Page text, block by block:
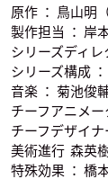
郷里大輔
牛魔王
シュウ
声優：玄田哲章
原作 ： 鳥山明
製作担当 ： 岸
シリーズディ
シリーズ構成
音楽 ： 菊池俊
チーフアニメ
チーフデザイ
美術進行 森英
特殊効果 ： 橋